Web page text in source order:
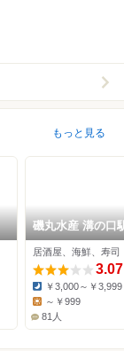
もっと見る
磯丸水産 溝の口
店
居酒屋、海鮮、寿司
3.07
Dinner:
￥3,000～￥3,999
Lunch:
～￥999
81人